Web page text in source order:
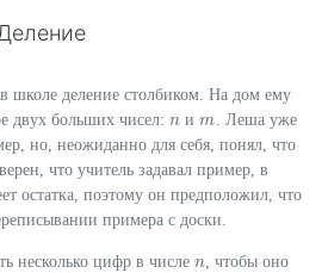
школе деление столбиком. На дом ему
двух больших чисел: n
n иm
m
. Леша уже
но, неожиданно для себя, понял, что
что учитель задавал пример, в
остатка, поэтому он предположил, что
примера с доски.
несколько цифр в числе n
n
, чтобы оно